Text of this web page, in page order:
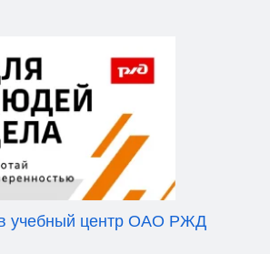
учебный центр ОАО РЖД